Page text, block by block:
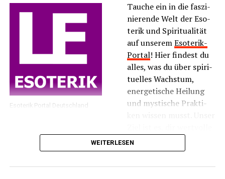
Eso­te­rik Por­tal Deutschland
Tau­che ein in die fas­zi­
nie­ren­de Welt der Eso­
te­rik und Spi­ri­tua­li­tät
auf unse­remEso­te­rik-
Por­tal! Hier fin­dest du
alles, was du über spi­ri­
tu­el­les Wachs­tum,
ener­ge­ti­sche Hei­lung
und mys­ti­sche Prak­ti­
Infor­ma­tio­nen und
Inspi­ra­tio­nen zu bie­ten, die dir hel­fen, dei­ne inne­re
WEITERLESEN